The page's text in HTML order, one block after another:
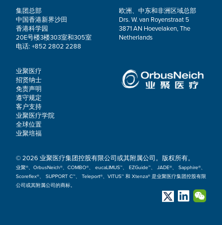
集团总部
中国香港新界沙田
香港科学园
20E号楼3楼303室和305室
电话: +852 2802 2288
欧洲、中东和非洲区域总部
Drs. W. van Royenstraat 5
3871 AN Hoevelaken, The
Netherlands
业聚医疗
招贤纳士
免责声明
遵守规定
客户支持
业聚医疗学院
全球位置
业聚培福
© 2026 业聚医疗集团控股有限公司或其附属公司。版权所有。
业聚®、OrbusNeich®、COMBO®、 eucaLIMUS™、 EZGuide™、 JADE®、 Sapphire®、
Scoreflex®、 SUPPORT C™、 Teleport®、VITUS™ 和 Xtenza® 是业聚医疗集团控股有限
公司或其附属公司的商标。